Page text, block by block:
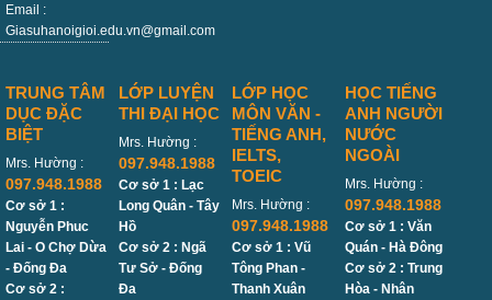
Email :
Giasuhanoigioi.edu.vn@gmail.com
TRUNG TÂM
DỤC ĐẶC
BIỆT
Mrs. Hường :
097.948.1988
Cơ sở 1 :
Nguyễn Phuc
Lai - O Chợ Dừa
- Đống Đa
Cơ sở 2 :
LỚP LUYỆN
THI ĐẠI HỌC
Mrs. Hường :
097.948.1988
Cơ sở 1 : Lạc
Long Quân - Tây
Hồ
Cơ sở 2 : Ngã
Tư Sở - Đống
Đa
LỚP HỌC
MÔN VĂN -
TIẾNG ANH,
IELTS,
TOEIC
Mrs. Hường :
097.948.1988
Cơ sở 1 : Vũ
Tông Phan -
Thanh Xuân
HỌC TIẾNG
ANH NGƯỜI
NƯỚC
NGOÀI
Mrs. Hường :
097.948.1988
Cơ sở 1 : Văn
Quán - Hà Đông
Cơ sở 2 : Trung
Hòa - Nhân